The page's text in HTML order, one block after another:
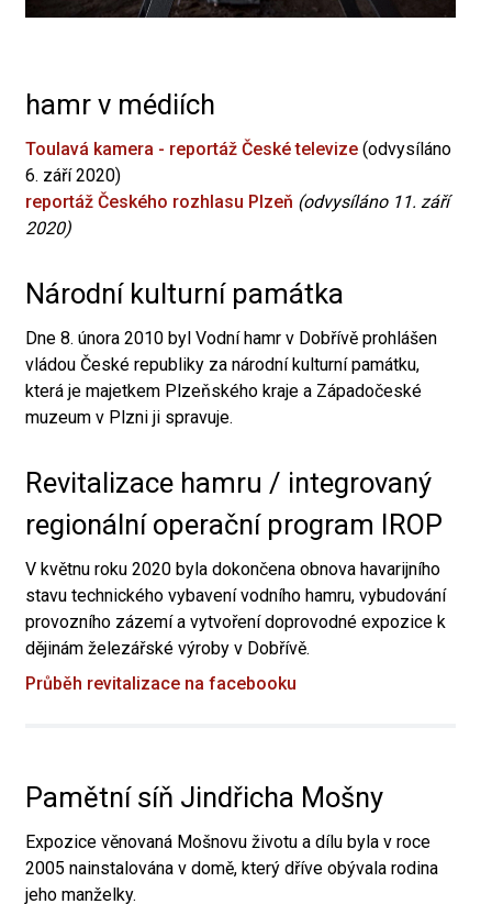
hamr v médiích
Toulavá kamera - reportáž České televize (odvysíláno
6. září 2020)
reportáž Českého rozhlasu Plzeň (odvysíláno 11. září
2020)
Národní kulturní památka
Dne 8. února 2010 byl Vodní hamr v Dobřívě prohlášen
vládou České republiky za národní kulturní památku,
která je majetkem Plzeňského kraje a Západočeské
muzeum v Plzni ji spravuje.
Revitalizace hamru / integrovaný
regionální operační program IROP
V květnu roku 2020 byla dokončena obnova havarijního
stavu technického vybavení vodního hamru, vybudování
provozního zázemí a vytvoření doprovodné expozice k
dějinám železářské výroby v Dobřívě.
Průběh revitalizace na facebooku
Pamětní síň Jindřicha Mošny
Expozice věnovaná Mošnovu životu a dílu byla v roce
2005 nainstalována v domě, který dříve obývala rodina
jeho manželky.